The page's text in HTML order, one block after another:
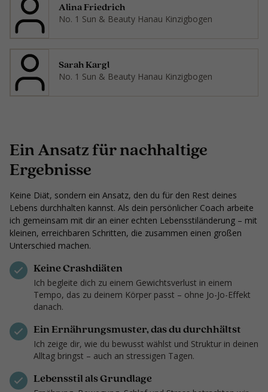
Alina Friedrich
No. 1 Sun & Beauty Hanau Kinzigbogen
Sarah Kargl
No. 1 Sun & Beauty Hanau Kinzigbogen
Ein Ansatz für nachhaltige
Ergebnisse
Keine Diät, sondern ein Ansatz, den du für den Rest deines
Lebens durchhalten kannst. Als dein persönlicher Coach arbeite
ich gemeinsam mit dir an einer echten Lebensstiländerung – mit
kleinen, erreichbaren Schritten, die zusammen einen großen
Unterschied machen.
Keine Crashdiäten
Ich begleite dich zu einem Gewichtsverlust in einem
Tempo, das zu deinem Körper passt – ohne Jo-Jo-Effekt
danach.
Ein Ernährungsmuster, das du durchhältst
Ich zeige dir, wie du bewusst wählst und Struktur in deinen
Alltag bringst – auch an stressigen Tagen.
Lebensstil als Grundlage